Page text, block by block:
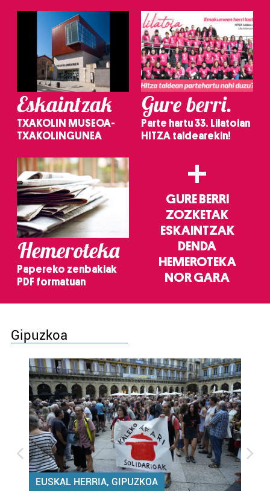
Eskaintzak
TXAKOLIN MUSEOA-
TXAKOLINGUNEA
Gure berri.
Parte hartu 33. Lilatoian
HITZA taldearekin!
Hemeroteka
Papereko zenbakiak
PDF formatuan
+
GURE BERRI
ZOZKETAK
ESKAINTZAK
DENDA
HEMEROTEKA
NOR GARA
Gipuzkoa
EUSKAL HERRIA, GIPUZKOA